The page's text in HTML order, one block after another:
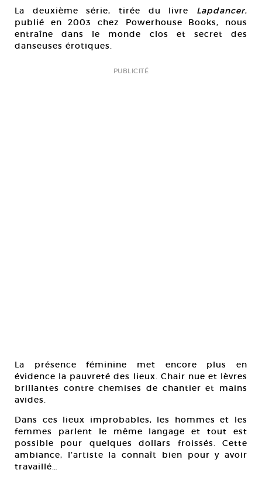
La deuxième série, tirée du livre Lapdancer,
publié en 2003 chez Powerhouse Books, nous
entraîne dans le monde clos et secret des
danseuses érotiques.
PUBLICITÉ
La présence féminine met encore plus en
évidence la pauvreté des lieux. Chair nue et lèvres
brillantes contre chemises de chantier et mains
avides.
Dans ces lieux improbables, les hommes et les
femmes parlent le même langage et tout est
possible pour quelques dollars froissés. Cette
ambiance, l’artiste la connaît bien pour y avoir
travaillé…